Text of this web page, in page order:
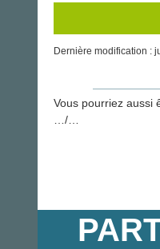
Dernière modification :
Vous pourriez aussi
…/…